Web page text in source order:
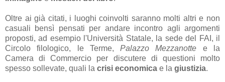
Oltre ai già citati, i luoghi coinvolti saranno molti altri e non
casuali bensì pensati per andare incontro agli argomenti
proposti, ad esempio l'Università Statale, la sede del FAI, il
Circolo filologico, le Terme,Palazzo Mezzanotte e la
Camera di Commercio per discutere di questioni molto
spesso sollevate, quali la crisi economica e la giustizia.